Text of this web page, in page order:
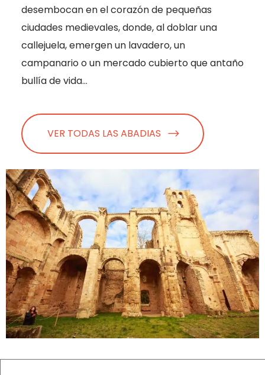
desembocan en el corazón de pequeñas
ciudades medievales, donde, al doblar una
callejuela, emergen un lavadero, un
campanario o un mercado cubierto que antaño
bullía de vida…
VER TODAS LAS ABADIAS